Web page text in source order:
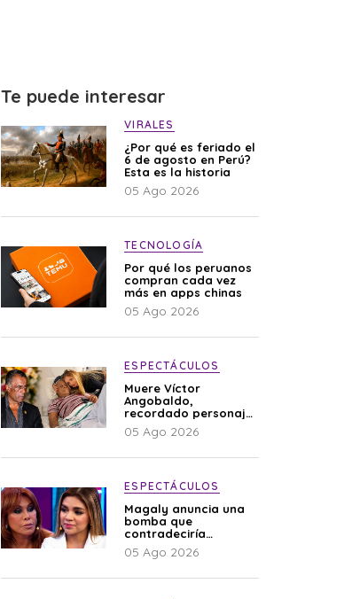
Te puede interesar
VIRALES
¿Por qué es feriado el
6 de agosto en Perú?
Esta es la historia
05 Ago 2026
TECNOLOGÍA
Por qué los peruanos
compran cada vez
más en apps chinas
05 Ago 2026
ESPECTÁCULOS
Muere Víctor
Angobaldo,
recordado personaje
de la farándula y
expareja de Shirley
05 Ago 2026
ESPECTÁCULOS
Magaly anuncia una
bomba que
contradeciría
comunicado de La
Bella Luz: “Hay un
05 Ago 2026